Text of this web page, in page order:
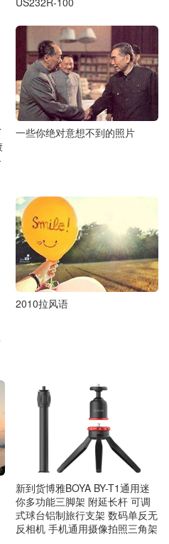
一些你绝对意想不到的照片
2010拉风语
新到货博雅BOYA BY-T1通用迷
你多功能三脚架 附延长杆 可调
式球台铝制旅行支架 数码单反无
反相机 手机通用摄像拍照三角架